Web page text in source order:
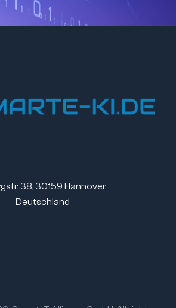
38, 30159 Hannover
Deutschland